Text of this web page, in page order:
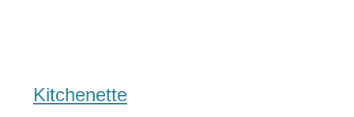
Kitchenette